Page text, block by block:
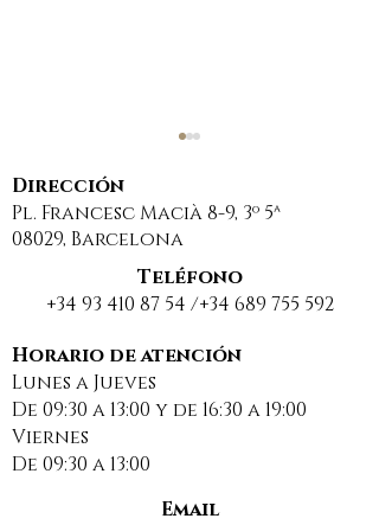
comunidad de
propietarios por
usar una web
insegura para
compartir datos
personales
Dirección
Pl. Francesc Macià 8-9, 3º 5ª
08029, Barcelona
Teléfono
+34 93 410 87 54 /+34 689 755 592
Horario de atención
Lunes a Jueves
De 09:30 a 13:00 y de 16:30 a 19:00
Viernes
De 09:30 a 13:00
Email